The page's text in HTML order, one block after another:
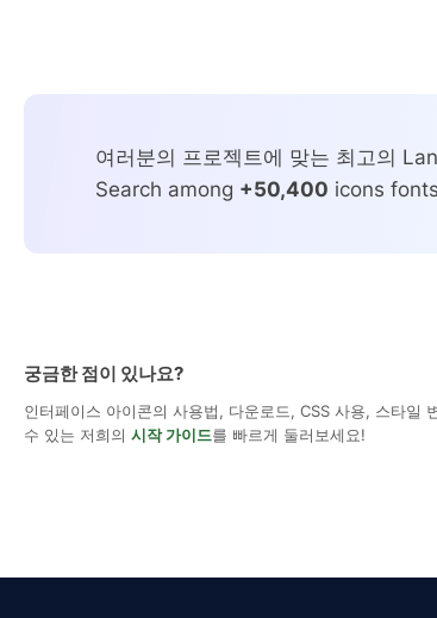
여러분의 프로젝트에 맞는 최고의
Search among +50,400 icons
궁금한 점이 있나요?
인터페이스 아이콘의 사용법, 다운로드, CSS 사용, 스타일
수 있는 저희의 시작 가이드를 빠르게 둘러보세요!